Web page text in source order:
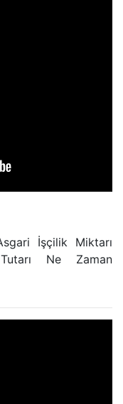
İşçilik Miktarı
Ne Zaman